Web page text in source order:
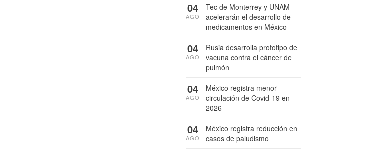
Tec de Monterrey y UNAM
acelerarán el desarrollo de
medicamentos en México
04
AGO
Rusia desarrolla prototipo de
vacuna contra el cáncer de
pulmón
04
AGO
México registra menor
circulación de Covid-19 en
2026
04
AGO
México registra reducción en
casos de paludismo
04
AGO